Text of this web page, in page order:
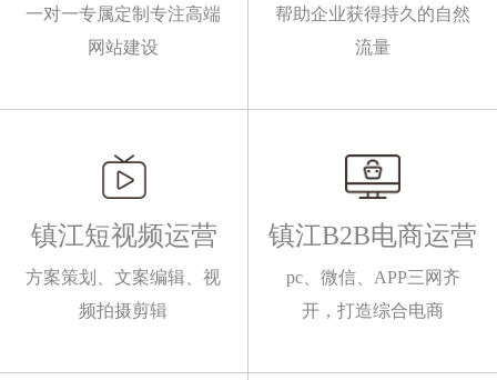
一对一专属定制专注高端
网站建设
帮助企业获得持久的自然
流量
镇江短视频运营
方案策划、文案编辑、视
频拍摄剪辑
镇江B2B电商运营
pc、微信、APP三网齐
开，打造综合电商